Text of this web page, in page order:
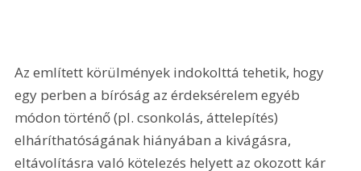
Az említett körülmények indokolttá tehetik, hogy
egy perben a bíróság az érdeksérelem egyéb
módon történő (pl. csonkolás, áttelepítés)
elháríthatóságának hiányában a kivágásra,
eltávolításra való kötelezés helyett az okozott kár